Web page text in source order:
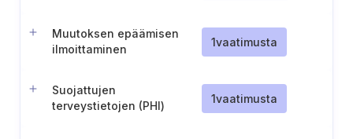
Muutoksen epäämisen
ilmoittaminen
1vaatimusta
Suojattujen
terveystietojen (PHI)
1vaatimusta